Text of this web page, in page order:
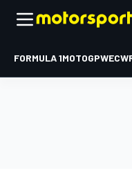
FORMULA 1MOTOGPWEC